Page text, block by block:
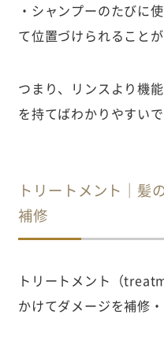
・シャンプーのたびに
て位置づけられることが
つまり、リンスより機
を持てばわかりやすいで
トリートメント｜髪
補修
トリートメント（
かけてダメージを補修